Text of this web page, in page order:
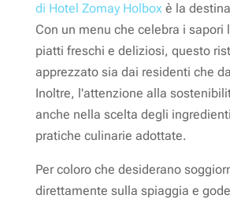
di Hotel Zomay Holboxè la
Con un menu che celebra i sapori
piatti freschi e deliziosi, questo
apprezzato sia dai residenti che
Inoltre, l'attenzione alla
anche nella scelta degli
pratiche culinarie adottate.
Per coloro che desiderano
direttamente sulla spiaggia e